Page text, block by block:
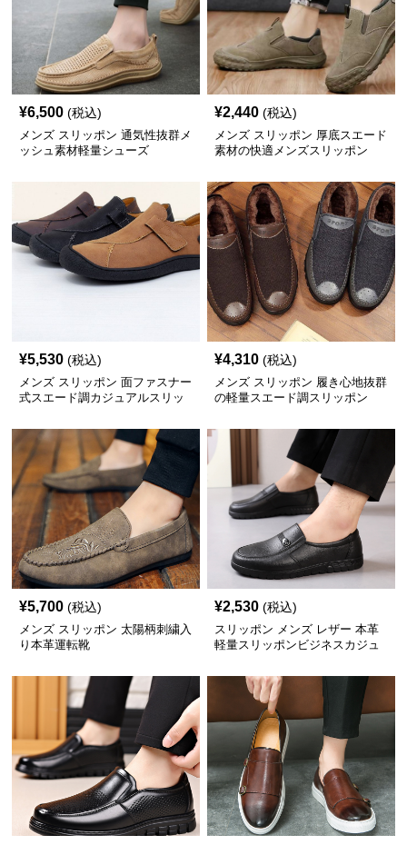
¥6,500 (税込)
メンズ スリッポン 通気性抜群メ
ッシュ素材軽量シューズ
¥2,440 (税込)
メンズ スリッポン 厚底スエード
素材の快適メンズスリッポン
¥5,530 (税込)
メンズ スリッポン 面ファスナー
式スエード調カジュアルスリッ
¥4,310 (税込)
メンズ スリッポン 履き心地抜群
の軽量スエード調スリッポン
¥5,700 (税込)
メンズ スリッポン 太陽柄刺繍入
り本革運転靴
¥2,530 (税込)
スリッポン メンズ レザー 本革
軽量スリッポンビジネスカジュ